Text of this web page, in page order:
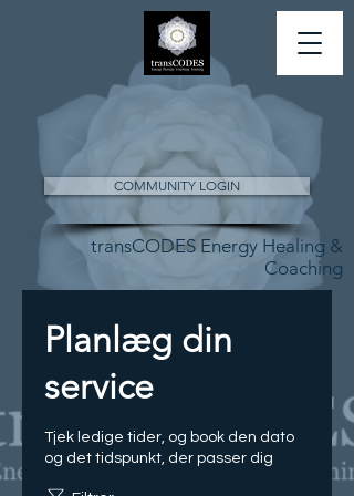
COMMUNITY LOGIN
transCODES Energy Healing &
Coaching
Planlæg din
service
Tjek ledige tider, og book den dato
og det tidspunkt, der passer dig